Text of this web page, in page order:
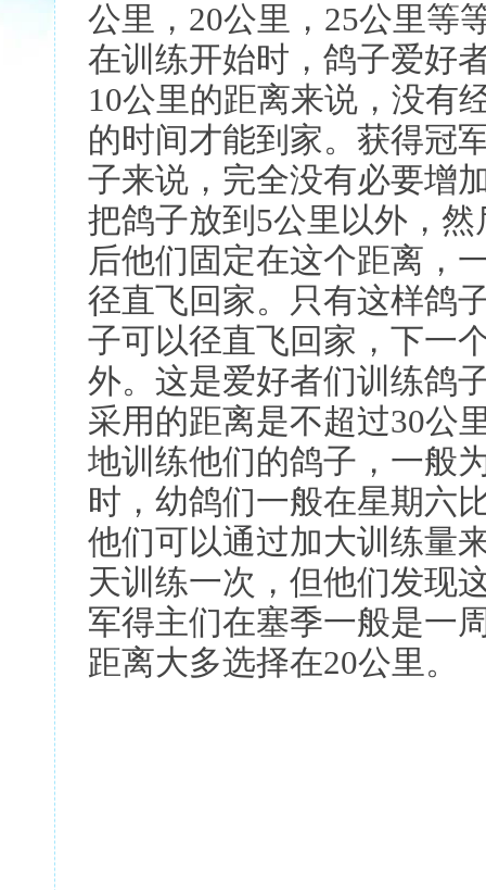
公里，20公里，25公里等
在训练开始时，鸽子爱好
10公里的距离来说，没有
的时间才能到家。获得冠
子来说，完全没有必要增
把鸽子放到5公里以外，
后他们固定在这个距离，
径直飞回家。只有这样鸽
子可以径直飞回家，下一
外。这是爱好者们训练鸽
采用的距离是不超过30公
地训练他们的鸽子，一般
时，幼鸽们一般在星期六
他们可以通过加大训练量
天训练一次，但他们发现
军得主们在塞季一般是一
距离大多选择在20公里。